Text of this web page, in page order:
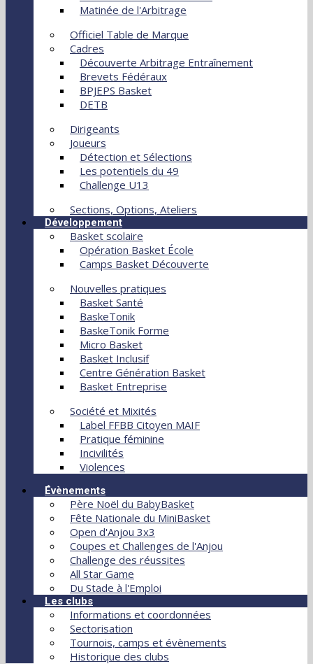
Matinée de l'Arbitrage
Officiel Table de Marque
Cadres
Découverte Arbitrage Entraînement
Brevets Fédéraux
BPJEPS Basket
DETB
Dirigeants
Joueurs
Détection et Sélections
Les potentiels du 49
Challenge U13
Sections, Options, Ateliers
Développement
Basket scolaire
Opération Basket École
Camps Basket Découverte
Nouvelles pratiques
Basket Santé
BaskeTonik
BaskeTonik Forme
Micro Basket
Basket Inclusif
Centre Génération Basket
Basket Entreprise
Société et Mixités
Label FFBB Citoyen MAIF
Pratique féminine
Incivilités
Violences
Évènements
Père Noël du BabyBasket
Fête Nationale du MiniBasket
Open d'Anjou 3x3
Coupes et Challenges de l'Anjou
Challenge des réussites
All Star Game
Du Stade à l'Emploi
Les clubs
Informations et coordonnées
Sectorisation
Tournois, camps et évènements
Historique des clubs